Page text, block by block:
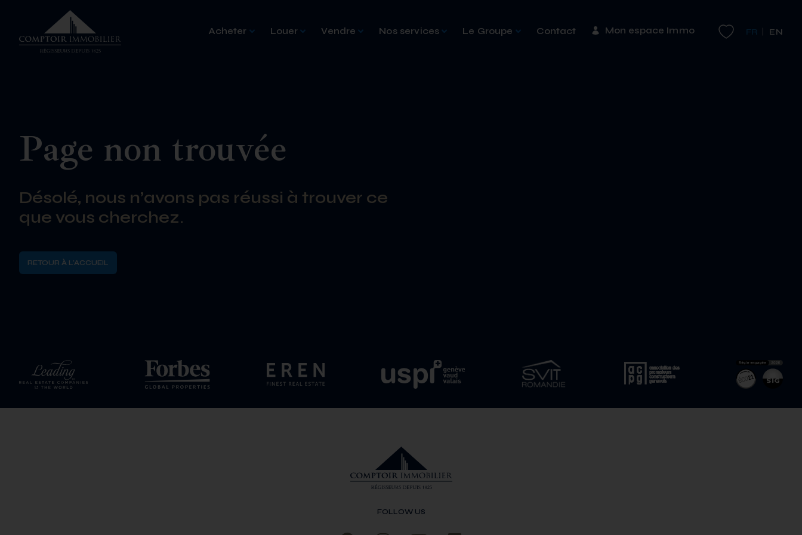
Acheter Louer Vendre Nos services Le Groupe Contact Mon espace Immo FR EN
Page non trouvée
Désolé, nous n’avons pas réussi à trouver ce
que vous cherchez.
RETOUR À L'ACCUEIL
FOLLOW US